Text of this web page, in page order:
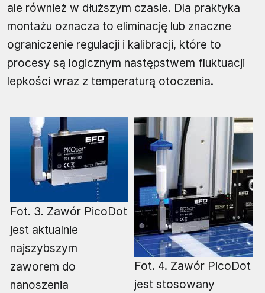
ale również w dłuższym czasie. Dla praktyka
montażu oznacza to eliminację lub znaczne
ograniczenie regulacji i kalibracji, które to
procesy są logicznym następstwem fluktuacji
lepkości wraz z temperaturą otoczenia.
Fot. 3. Zawór PicoDot
jest aktualnie
najszybszym
zaworem do
nanoszenia
Fot. 4. Zawór PicoDot
jest stosowany